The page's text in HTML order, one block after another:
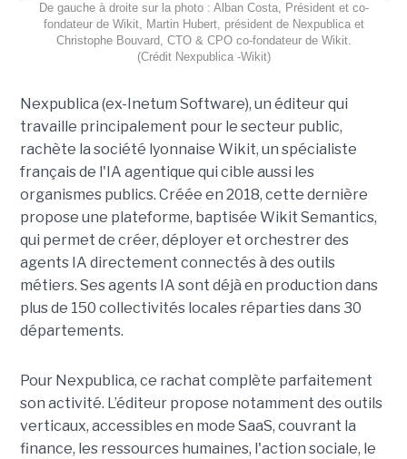
De gauche à droite sur la photo : Alban Costa, Président et co-
fondateur de Wikit, Martin Hubert, président de Nexpublica et
Christophe Bouvard, CTO & CPO co-fondateur de Wikit.
(Crédit Nexpublica -Wikit)
Nexpublica (ex-Inetum Software), un éditeur qui
travaille principalement pour le secteur public,
rachète la société lyonnaise Wikit, un spécialiste
français de l'IA agentique qui cible aussi les
organismes publics. Créée en 2018, cette dernière
propose une plateforme, baptisée Wikit Semantics,
qui permet de créer, déployer et orchestrer des
agents IA directement connectés à des outils
métiers. Ses agents IA sont déjà en production dans
plus de 150 collectivités locales réparties dans 30
départements.
Pour Nexpublica, ce rachat complète parfaitement
son activité. L’éditeur propose notamment des outils
verticaux, accessibles en mode SaaS, couvrant la
finance, les ressources humaines, l'action sociale, le